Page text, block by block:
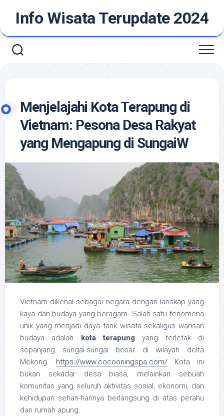
contentInfo Wisata Terupdate 2024
Menjelajahi Kota Terapung di
Vietnam: Pesona Desa Rakyat
yang Mengapung di SungaiW
Vietnam dikenal sebagai negara dengan lanskap yang
kaya dan budaya yang beragam. Salah satu fenomena
unik yang menjadi daya tarik wisata sekaligus warisan
budaya adalah
kota terapung yang terletak di
sepanjang sungai-sungai besar di wilayah delta
Mekong. https://www.cocooningspa.com/ Kota ini
bukan sekadar desa biasa, melainkan sebuah
komunitas yang seluruh aktivitas sosial, ekonomi, dan
kehidupan sehari-harinya berlangsung di atas perahu
dan rumah apung.